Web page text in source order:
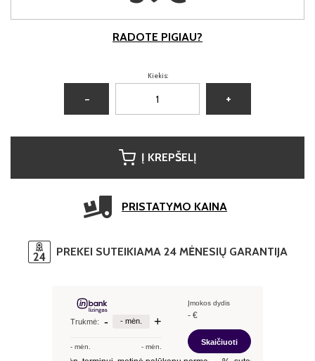
RADOTE PIGIAU?
Kiekis:
− +
Į KREPŠELĮ
PRISTATYMO KAINA
PREKEI SUTEIKIAMA 24 MĖNESIŲ GARANTIJA